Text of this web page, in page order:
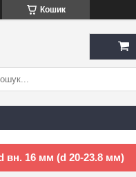
Кошик
вн. 16 мм (d 20-23.8 мм)